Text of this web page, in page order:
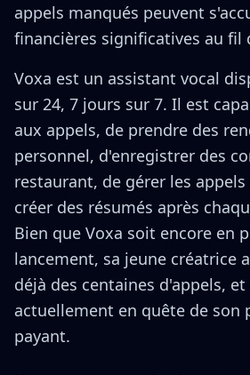
appels manqués peuvent
financières significatives au fil
Voxa est un assistant vocal
sur 24, 7 jours sur 7. Il est
aux appels, de prendre des
personnel, d'enregistrer des
restaurant, de gérer les
créer des résumés après
Bien que Voxa soit encore en
lancement, sa jeune créatrice
déjà des centaines d'appels,
actuellement en quête de son
payant.